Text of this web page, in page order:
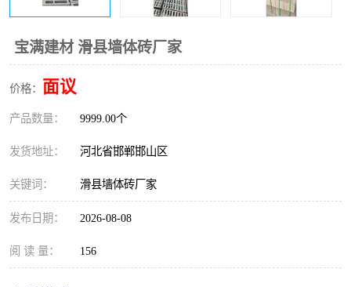
宝满建材 滑县墙体砖厂家
价格： 面议
产品数量： 9999.00个
发货地址： 河北省邯郸邯山区
关键词： 滑县墙体砖厂家
发布日期： 2026-08-08
阅 读 量： 156